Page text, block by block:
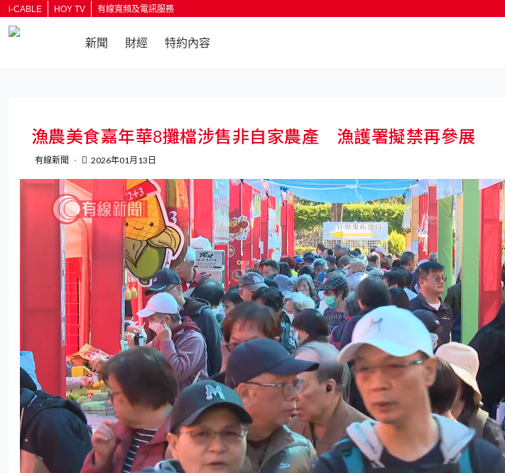
i-CABLE HOY TV 有線寬頻及電訊服務
新聞 財經 特約內容
漁農美食嘉年華8攤檔涉售非自家農產 漁護署擬禁再參展
有線新聞 2026年01月13日